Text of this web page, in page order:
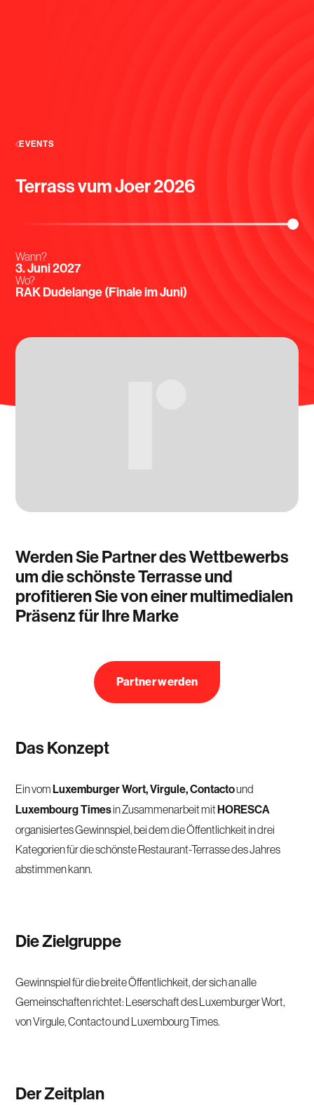
EVENTS
Terrass vum Joer 2026
Wann?
3. Juni 2027
Wo?
RAK Dudelange (Finale im Juni)
Werden Sie Partner des Wettbewerbs
um die schönste Terrasse und
profitieren Sie von einer multimedialen
Präsenz für Ihre Marke
Partner werden
Das Konzept
Ein vom Luxemburger Wort, Virgule, Contactound
Luxembourg Timesin Zusammenarbeit mit HORESCA
organisiertes Gewinnspiel, bei dem die Öffentlichkeit in drei
Kategorien für die schönste Restaurant-Terrasse des Jahres
abstimmen kann.
Die Zielgruppe
Gewinnspiel für die breite Öffentlichkeit, der sich an alle
Gemeinschaften richtet: Leserschaft des Luxemburger Wort,
von Virgule, Contacto und Luxembourg Times.
Der Zeitplan